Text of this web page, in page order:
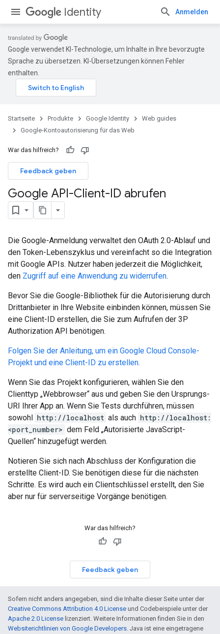
Identity Anmelden
Google verwendet KI-Technologie, um Inhalte in Ihre bevorzugte
Sprache zu übersetzen. KI-Übersetzungen können Fehler
enthalten.
Startseite Produkte Google Identity
Web guides
Google-Kontoautorisierung für das Web
War das hilfreich?
Feedback geben
Google API-Client-ID abrufen
Die Google-Anmeldung verwaltet den OAuth 2.0-Ablauf und
den Token-Lebenszyklus und vereinfacht so die Integration
mit Google APIs. Nutzer haben jederzeit die Möglichkeit,
den Zugriff auf eine Anwendung zu widerrufen.
Bevor Sie die Google-Bibliothek für die Autorisierung durch
Drittanbieter in Ihre Website einbinden können, müssen Sie
eine Client-ID erstellen, die Sie zum Aufrufen der 3P
Authorization API benötigen.
Folgen Sie der Anleitung, um ein Google Cloud Console-
Projekt und eine Client-ID zu erstellen.
Wenn Sie das Projekt konfigurieren, wählen Sie den
Clienttyp „Webbrowser“ aus und geben Sie den Ursprungs-
URI Ihrer App an. Wenn Sie Tests durchführen, müssen
sowohl http://localhost als auch http://localhost:
<port_number> dem Feld „Autorisierte JavaScript-
Quellen“ hinzugefügt werden.
Notieren Sie sich nach Abschluss der Konfiguration die
erstellte Client-ID. Sie benötigen diese für die nächsten
Schritte. Es wird auch ein Clientschlüssel erstellt, den Sie
aber nur für serverseitige Vorgänge benötigen.
War das hilfreich?
Feedback geben
Sofern nicht anders angegeben, sind die Inhalte dieser Seite unter der
Creative Commons Attribution 4.0 License und Codebeispiele unter der
Apache 2.0 License lizenziert. Weitere Informationen finden Sie in den
Websiterichtlinien von Google Developers. Java ist eine eingetragene